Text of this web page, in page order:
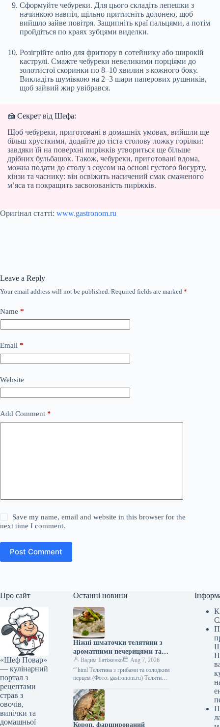
Сформуйте чебуреки. Для цього складіть лепешки з
начинкою навпіл, щільно притисніть долонею, щоб
вийшло зайве повітря. Защипніть краї пальцями, а потім
пройдіться по краях зубцями виделки.
Розігрійте олію для фритюру в сотейнику або широкій
каструлі. Смажте чебуреки невеликими порціями до
золотистої скоринки по 8–10 хвилин з кожного боку.
Викладіть шумівкою на 2–3 шари паперових рушників,
щоб зайвий жир увібрався.
🍰 Секрет від Шефа:
Щоб чебуреки, приготовані в домашніх умовах, вийшли ще
більш хрусткими, додайте до тіста столову ложку горілки:
завдяки їй на поверхні пиріжків утвориться ще більше
дрібних бульбашок. Також, чебуреки, приготовані вдома,
можна подати до столу з соусом на основі густого йогурту,
кінзи та часнику: він освіжить насичений смак смаженого
м’яса та покращить засвоюваність пиріжків.
Оригінал статті: www.gastronom.ru
Leave a Reply
Your email address will not be published. Required fields are marked *
Name *
Email *
Website
Add Comment *
Save my name, email and website in this browser for the
next time I comment.
Post Comment
Про сайт
«Шеф Повар»
— кулінарний
портал з
рецептами
страв з
овочів,
випічки та
домашньої
Останні новини
Ніжні шматочки телятини з
ароматними печерицями та
солодким болгарським
перцем: фоторецепт до 279
ккал
Вадим Батіженко
Aug 7, 2026
“`html Телятина з грибами та солодким
перцем (Фото: gastronom.ru) Телятина
— це чудова збалансована страва,…
Короп, фарширований